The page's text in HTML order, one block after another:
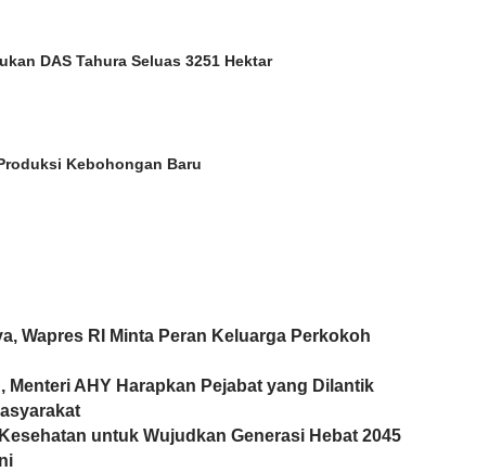
DAS Tahura Seluas 3251 Hektar
Kebohongan Baru
Wapres RI Minta Peran Keluarga Perkokoh
Menteri AHY Harapkan Pejabat yang Dilantik
untuk Wujudkan Generasi Hebat 2045